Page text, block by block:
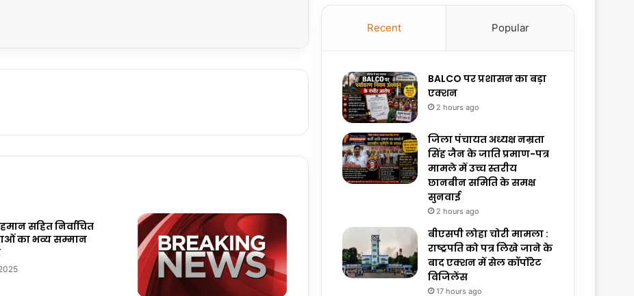
सहित निर्वाचित
का भव्य सम्मान
Recent Popular
BALCO पर प्रशासन का बड़ा
एक्शन
2 hours ago
जिला पंचायत अध्यक्ष नम्रता
सिंह जैन के जाति प्रमाण-पत्र
मामले में उच्च स्तरीय
छानबीन समिति के समक्ष
सुनवाई
2 hours ago
बीएसपी लोहा चोरी मामला :
राष्ट्रपति को पत्र लिखे जाने के
बाद एक्शन में सेल कॉर्पोरेट
विजिलेंस
17 hours ago